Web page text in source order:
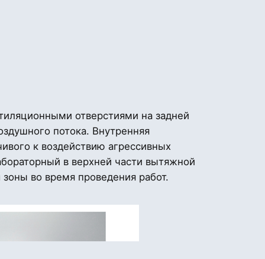
отверстиями на задней
потока. Внутренняя
к воздействию агрессивных
в верхней части вытяжной
во время проведения работ.